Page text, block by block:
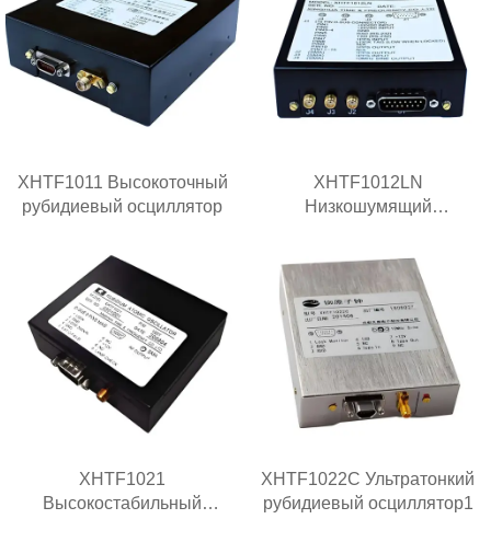
XHTF1011 Высокоточный
рубидиевый осциллятор
XHTF1012LN
Низкошумящий
XHTF1021
Высокостабильный
XHTF1022C Ультратонкий
рубидиевый осциллятор1